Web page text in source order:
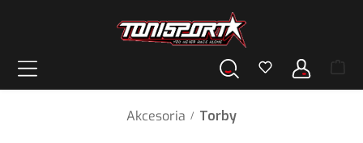
Akcesoria / Torby